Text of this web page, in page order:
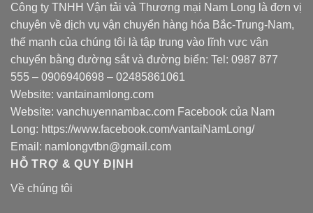
Công ty TNHH Vận tải và Thương mại Nam Long là đơn vị
chuyên về dịch vụ vận chuyển hàng hóa Bắc-Trung-Nam,
thế mạnh của chúng tôi là tập trung vào lĩnh vực vận
chuyển bằng đường sắt và đường biển: Tel: 0987 877
555 – 0906940698 – 02485861061
Website: vantainamlong.com
Website: vanchuyennambac.com Facebook của Nam
Long: https://www.facebook.com/vantaiNamLong/
Email: namlongvtbn@gmail.com
HỖ TRỢ & QUY ĐỊNH
Về chúng tôi